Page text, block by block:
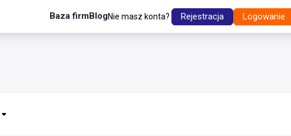
Baza firmBlogNie masz konta? Rejestracja Logowanie